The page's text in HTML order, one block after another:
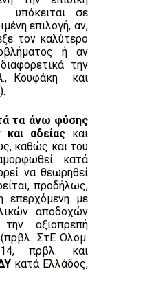
υπόκειται σε
επιλογή, αν,
τον καλύτερο
ή αν
την
Κουφάκη και
τα άνω φύσης
αδείας και
καθώς και του
κατά
να θεωρηθεί
προδήλως,
επερχόμενη με
αποδοχών
αξιοπρεπή
ΣτΕ Ολομ.
πρβλ. και
κατά Ελλάδος,